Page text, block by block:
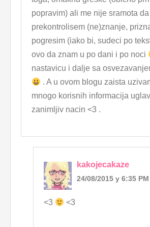
popravim) ali me nije sramota da
prekontrolisem (ne)znanje,
pogresim (iako bi, sudeci po
ovo da znam u po dani i po noci
nastavicu i dalje sa
. A u ovom blogu zaista
mnogo korisnih informacija
zanimljiv nacin <3 .
kakojecakaze
24/08/2015 у 6:35 PM
<3
<3